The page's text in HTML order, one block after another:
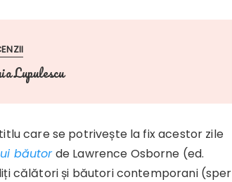
Lupulescu
care se potrivește la fix acestor zile
băutorde Lawrence Osborne (ed.
călători și băutori contemporani (sper